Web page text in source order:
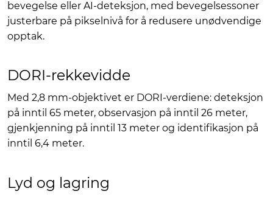
bevegelse eller AI-deteksjon, med bevegelsessoner
justerbare på pikselnivå for å redusere unødvendige
opptak.
DORI-rekkevidde
Med 2,8 mm-objektivet er DORI-verdiene: deteksjon
på inntil 65 meter, observasjon på inntil 26 meter,
gjenkjenning på inntil 13 meter og identifikasjon på
inntil 6,4 meter.
Lyd og lagring